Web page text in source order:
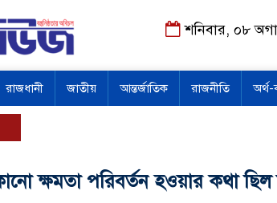
শনিবার, ০৮
রাজধানী জাতীয় আন্তর্জাতিক রাজনীতি অর্থ-
ক্ষমতা পরিবর্তন হওয়ার কথা